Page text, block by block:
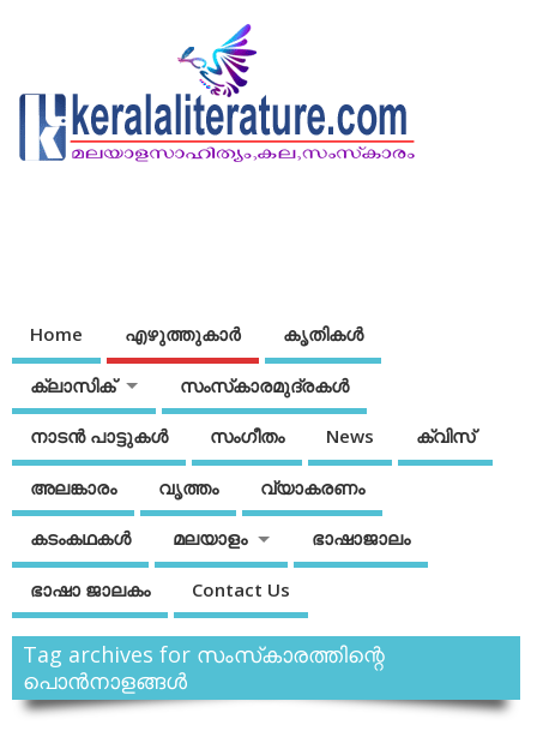
Home എഴുത്തുകാര്‍ കൃതികൾ
ക്ലാസിക് സംസ്‌കാരമുദ്രകള്‍
നാടന്‍ പാട്ടുകള്‍ സംഗീതം News ക്വിസ്
അലങ്കാരം വൃത്തം വ്യാകരണം
കടംകഥകള്‍ മലയാളം ഭാഷാജാലം
ഭാഷാ ജാലകം Contact Us
Tag archives for സംസ്‌കാരത്തിന്റെ
പൊന്‍നാളങ്ങള്‍